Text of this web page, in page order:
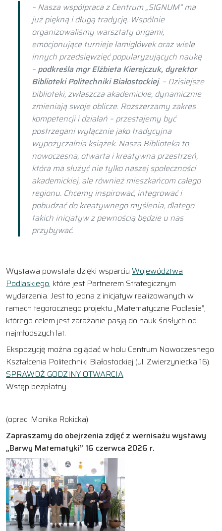
– Nasza współpraca z Centrum „SIGNUM” ma
już piękną i długą tradycję. Wspólnie
organizowaliśmy warsztaty origami,
emocjonujące turnieje łamigłówek oraz wiele
innych przedsięwzięć popularyzujących naukę
– podkreśla mgr Elżbieta Kierejczuk, dyrektor
Biblioteki Politechniki Białostockiej. – Dzisiejsze
biblioteki, zwłaszcza akademickie, dynamicznie
zmieniają swoje oblicze. Rozszerzamy zakres
kompetencji i działań – przestajemy być
postrzegani wyłącznie jako tradycyjna
wypożyczalnia książek. Nasza Biblioteka to
nowoczesna, otwarta i kreatywna przestrzeń,
która ma służyć nie tylko naszej społeczności
akademickiej, ale również mieszkańcom całego
regionu. Chcemy inspirować, integrować i
pobudzać do kreatywnego myślenia, dlatego
takich inicjatyw z pewnością będzie u nas
przybywać.
Wystawa powstała dzięki wsparciu Województwa
Podlaskiego, które jest Partnerem Strategicznym
wydarzenia. Jest to jedna z inicjatyw realizowanych w
ramach tegorocznego projektu „Matematyczne Podlasie”,
którego celem jest zarażanie pasją do nauk ścisłych od
najmłodszych lat.
Ekspozycję można oglądać w holu Centrum Nowoczesnego
Kształcenia Politechniki Białostockiej (ul. Zwierzyniecka 16).
SPRAWDŹ GODZINY OTWARCIA
Wstęp bezpłatny.
(oprac. Monika Rokicka)
Zapraszamy do obejrzenia zdjęć z wernisażu wystawy
„Barwy Matematyki” 16 czerwca 2026 r.